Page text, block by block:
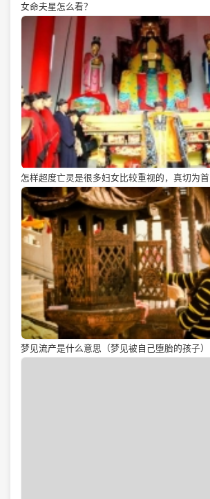
女命夫星怎么看？
怎样超度亡灵是很多妇女比较重视的，真切为首
梦见流产是什么意思（梦见被自己堕胎的孩子）